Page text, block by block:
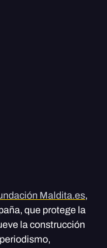
Maldita.es,
que protege la
la construcción